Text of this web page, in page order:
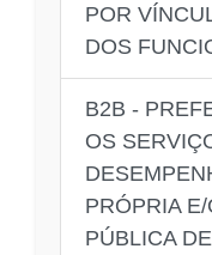
POR
DOS
B2B -
OS
PRÓPRIA
PÚBLICA